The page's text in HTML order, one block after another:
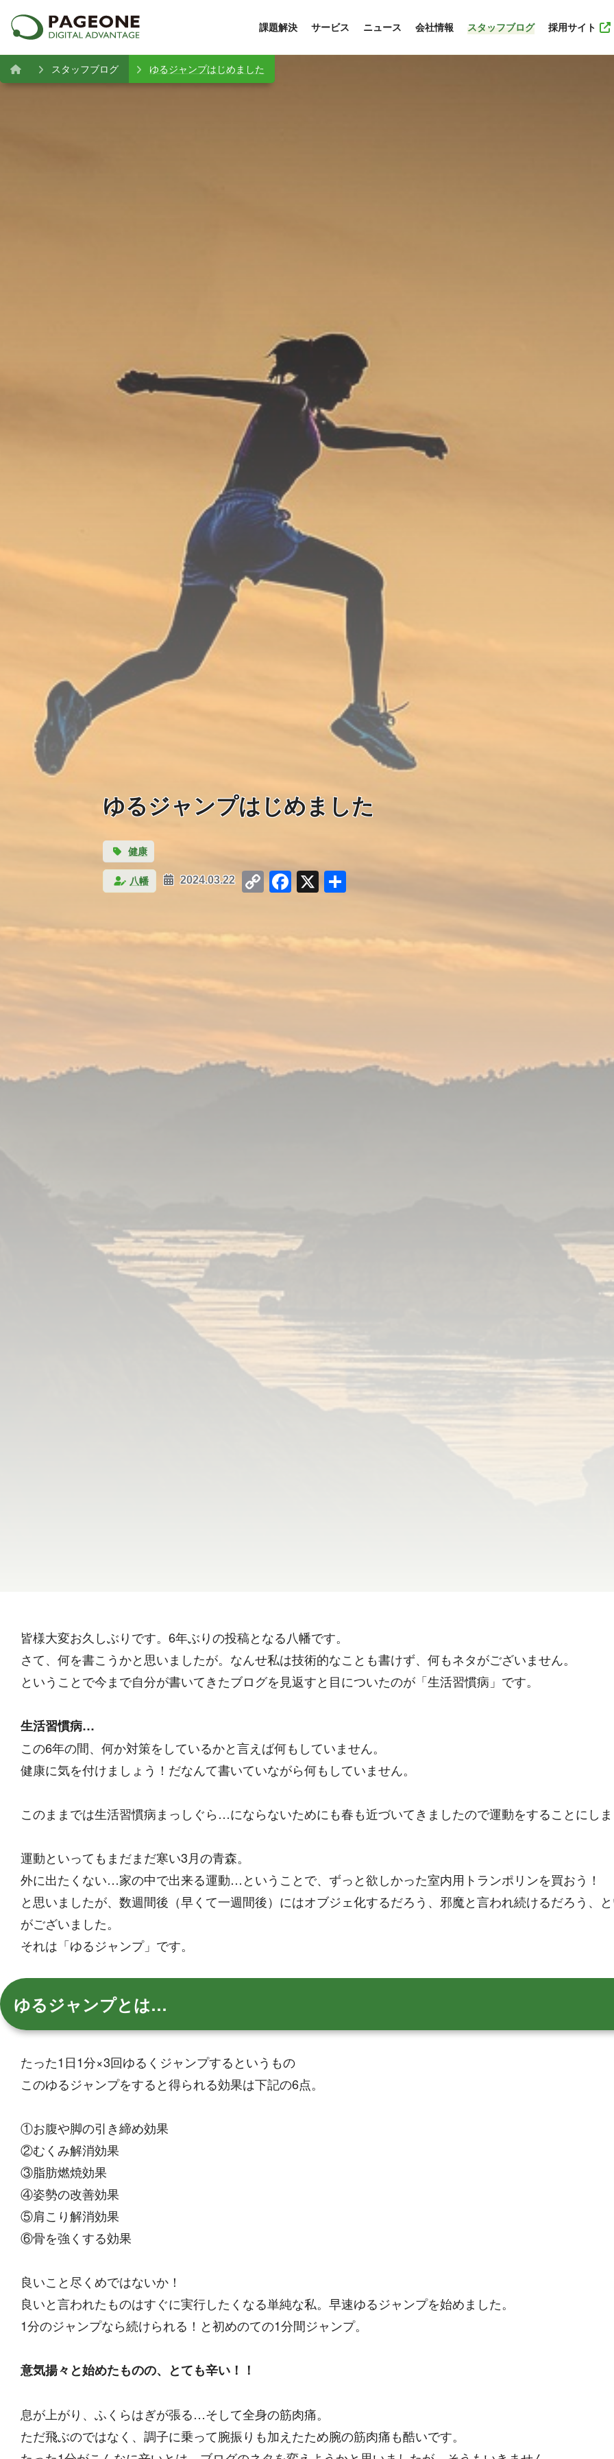
課題解決 サービス ニュース 会社情報 スタッフブログ 採用サイト
スタッフブログ ゆるジャンプはじめました
ゆるジャンプはじめました
健康
八幡 2024.03.22 Copy
Link
Facebook
X
皆様大変お久しぶりです。6年ぶりの投稿となる八幡です。
さて、何を書こうかと思いましたが。なんせ私は技術的なことも書けず、何もネタがございません。
ということで今まで自分が書いてきたブログを見返すと目についたのが「生活習慣病」です。
生活習慣病…
この6年の間、何か対策をしているかと言えば何もしていません。
健康に気を付けましょう！だなんて書いていながら何もしていません。
このままでは生活習慣病まっしぐら…にならないためにも春も近づいてきましたので運動をすることにし
運動といってもまだまだ寒い3月の青森。
外に出たくない…家の中で出来る運動…ということで、ずっと欲しかった室内用トランポリンを買おう！
と思いましたが、数週間後（早くて一週間後）にはオブジェ化するだろう、邪魔と言われ続けるだろう、
がございました。
それは「ゆるジャンプ」です。
ゆるジャンプとは…
たった1日1分×3回ゆるくジャンプするというもの
このゆるジャンプをすると得られる効果は下記の6点。
①お腹や脚の引き締め効果
②むくみ解消効果
③脂肪燃焼効果
④姿勢の改善効果
⑤肩こり解消効果
⑥骨を強くする効果
良いこと尽くめではないか！
良いと言われたものはすぐに実行したくなる単純な私。早速ゆるジャンプを始めました。
1分のジャンプなら続けられる！と初めのての1分間ジャンプ。
意気揚々と始めたものの、とても辛い！！
息が上がり、ふくらはぎが張る…そして全身の筋肉痛。
ただ飛ぶのではなく、調子に乗って腕振りも加えたため腕の筋肉痛も酷いです。